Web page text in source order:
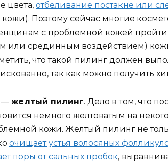
цвета, отбеливание постакне или
Поэтому сейчас многие
с проблемной кожей пройти
или срединным воздействием)
что такой пилинг должен
так как можно получить
— желтый пилинг. Дело в том, что
немного желтоватым на
кожи. Желтый пилинг не
очищает устья волосяных
поры от сальных пробок,